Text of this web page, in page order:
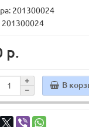
201300024
201300024
р.
В